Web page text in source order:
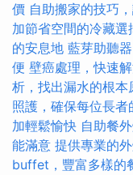
價 自助搬家的技巧
加節省空間的冷藏選
的安息地 藍芽助聽
便 壁癌處理，快速
析，找出漏水的根
照護，確保每位長者
加輕鬆愉快 自助餐
能滿意 提供專業的
buffet，豐富多樣的